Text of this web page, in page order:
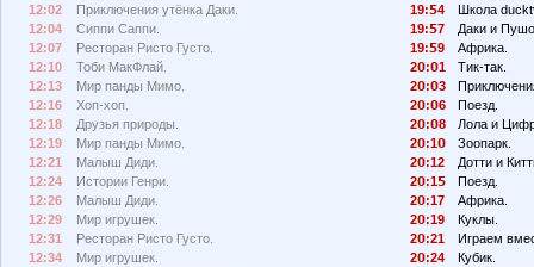
12:02
Приключения утёнка Даки.
12:04
Сиппи Саппи.
12:07
Ресторан Ристо Густо.
12:10
Тоби МакФлай.
12:13
Мир панды Мимо.
12:16
Хоп-хоп.
12:18
Друзья природы.
12:19
Мир панды Мимо.
12:21
Малыш Диди.
12:24
Истории Генри.
12:26
Малыш Диди.
12:29
Мир игрушек.
12:31
Ресторан Ристо Густо.
12:34
Мир игрушек.
19:
4
Школа
19:
7
Даки и
19:
9
Африка.
2
: 1
Тик-так.
2
: 3
2
: 6
Поезд.
2
: 8
Лола и
2
:1
Зоопарк.
2
:12
Дотти и
2
:1
Поезд.
2
:17
Африка.
2
:19
Куклы.
2
:21
Играем
2
:24
Кубик.